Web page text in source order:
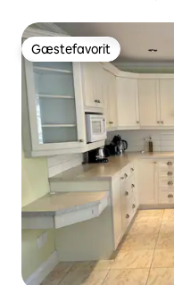
Gæstefavorit
Gæstefavorit